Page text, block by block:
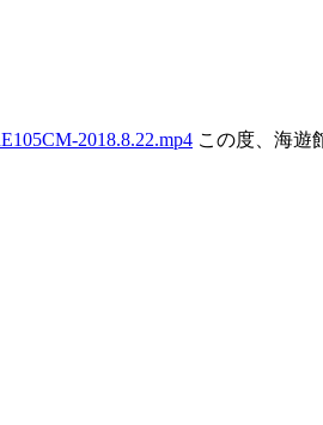
2018.8.22.mp4 この度、海